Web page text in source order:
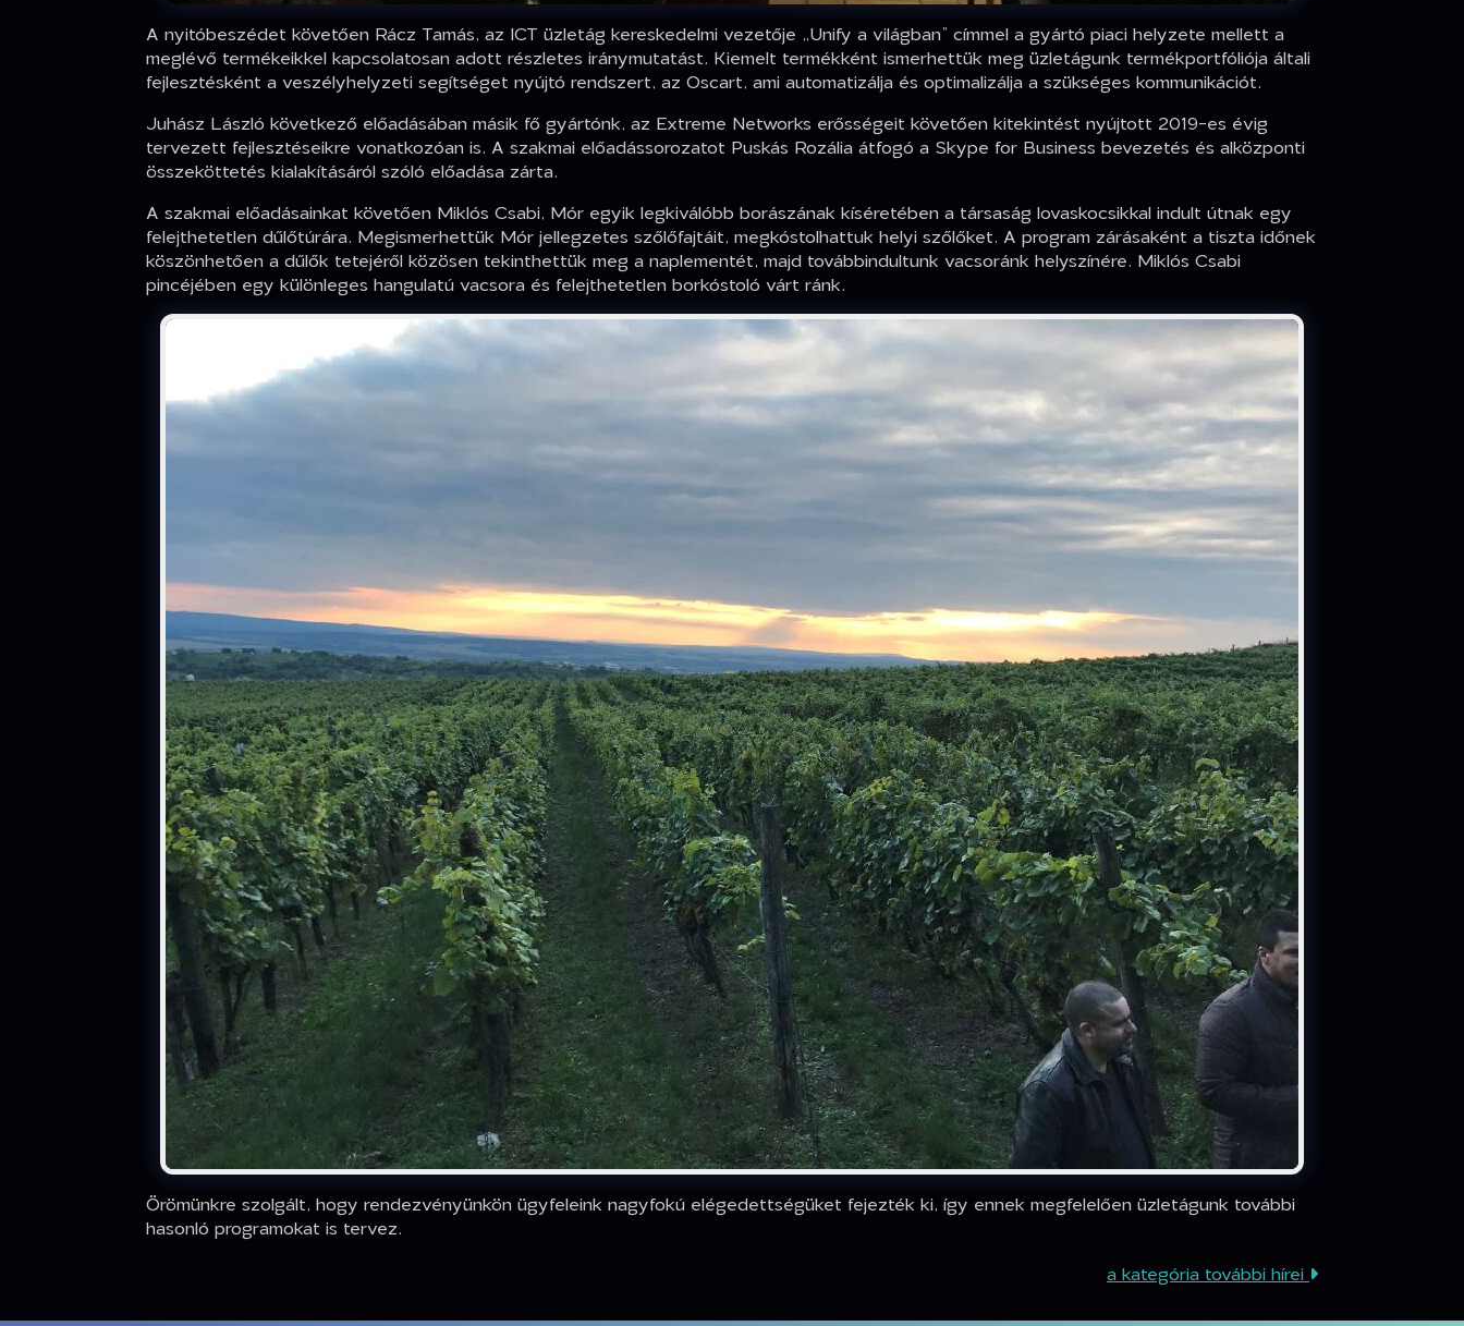
A nyitóbeszédet követően Rácz Tamás, az ICT üzletág kereskedelmi vezetője „Unify a világban” címmel a gyártó piaci helyzete mellett a
meglévő termékeikkel kapcsolatosan adott részletes iránymutatást. Kiemelt termékként ismerhettük meg üzletágunk termékportfóliója általi
fejlesztésként a veszélyhelyzeti segítséget nyújtó rendszert, az Oscart, ami automatizálja és optimalizálja a szükséges kommunikációt.
Juhász László következő előadásában másik fő gyártónk, az Extreme Networks erősségeit követően kitekintést nyújtott 2019-es évig
tervezett fejlesztéseikre vonatkozóan is. A szakmai előadássorozatot Puskás Rozália átfogó a Skype for Business bevezetés és alközponti
összeköttetés kialakításáról szóló előadása zárta.
A szakmai előadásainkat követően Miklós Csabi, Mór egyik legkiválóbb borászának kíséretében a társaság lovaskocsikkal indult útnak egy
felejthetetlen dűlőtúrára. Megismerhettük Mór jellegzetes szőlőfajtáit, megkóstolhattuk helyi szőlőket. A program zárásaként a tiszta időnek
köszönhetően a dűlők tetejéről közösen tekinthettük meg a naplementét, majd továbbindultunk vacsoránk helyszínére. Miklós Csabi
pincéjében egy különleges hangulatú vacsora és felejthetetlen borkóstoló várt ránk.
Örömünkre szolgált, hogy rendezvényünkön ügyfeleink nagyfokú elégedettségüket fejezték ki, így ennek megfelelően üzletágunk további
hasonló programokat is tervez.
a kategória további hírei